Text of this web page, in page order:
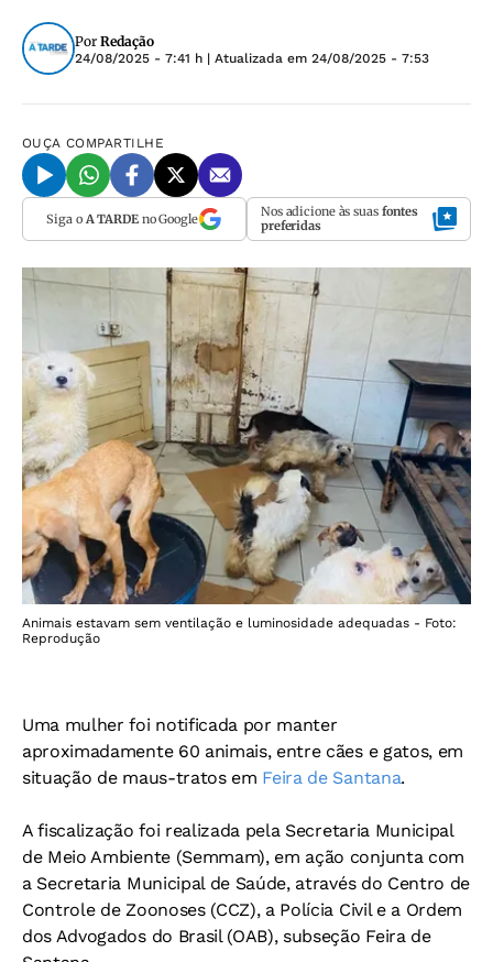
Por Redação
24/08/2025 - 7:41 h | Atualizada em 24/08/2025 - 7:53
OUÇA COMPARTILHE
Siga o A TARDEno Google Nos adicione às suas fontes
preferidas
Animais estavam sem ventilação e luminosidade adequadas - Foto:
Reprodução
Uma mulher foi notificada por manter
aproximadamente 60 animais, entre cães e gatos, em
situação de maus-tratos em Feira de Santana.
A fiscalização foi realizada pela Secretaria Municipal
de Meio Ambiente (Semmam), em ação conjunta com
a Secretaria Municipal de Saúde, através do Centro de
Controle de Zoonoses (CCZ), a Polícia Civil e a Ordem
dos Advogados do Brasil (OAB), subseção Feira de